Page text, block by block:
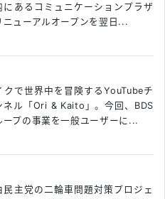
にあるコミュニケーションプラザ
ニューアルオープンを翌日...
クで世界中を冒険するYouTubeチ
ネル「Ori & Kaito」。今回、BDS
ープの事業を一般ユーザーに...
民主党の二輪車問題対策プロジェ